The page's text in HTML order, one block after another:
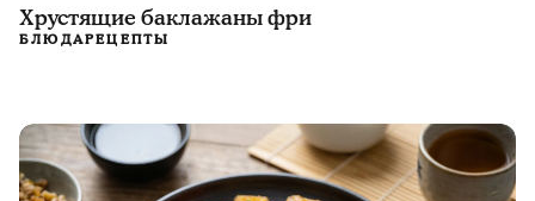
Хрустящие баклажаны фри
БЛЮДАРЕЦЕПТЫ